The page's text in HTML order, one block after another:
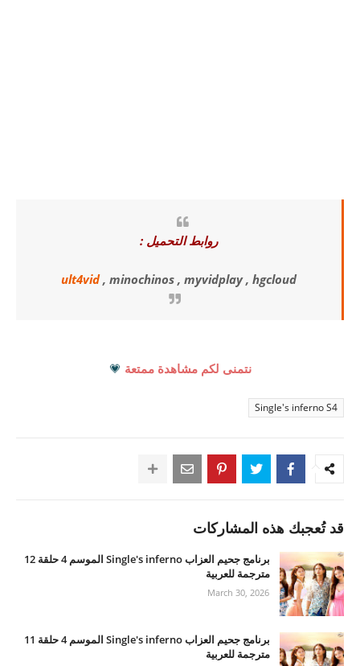
روابط التحميل :
ult4vid, minochinos , myvidplay , hgcloud
نتمنى لكم مشاهدة ممتعة 💗
Single's inferno S4
قد تُعجبك هذه المشاركات
برنامج جحيم العزاب Single's inferno الموسم 4 حلقة 12
مترجمة للعربية
March 30, 2026
برنامج جحيم العزاب Single's inferno الموسم 4 حلقة 11
مترجمة للعربية